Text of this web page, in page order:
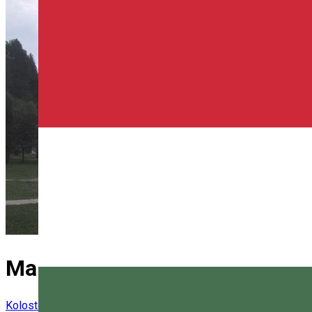
Maroshévízi Illés Próféta
Kolostor